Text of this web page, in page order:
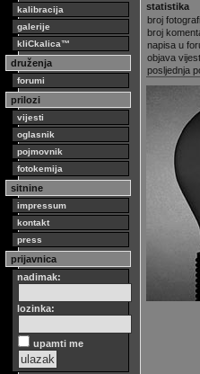
kalibracija
galerije
kliCkalica™
druženja
forumi
prilozi
vijesti
oglasnik
pojmovnik
fotokemija
sitnine
impressum
kontakt
press
prijavnica
nadimak:
lozinka:
upamti me
statistika
broj
broj
napisa u
objava
posljednja